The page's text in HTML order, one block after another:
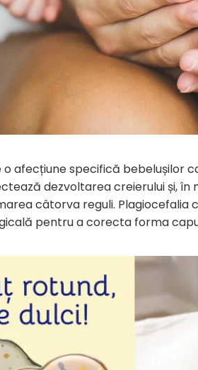
auto
o afecțiune specifică bebelușilor
dezvoltarea creierului și,
câtorva reguli.
pentru a corecta forma